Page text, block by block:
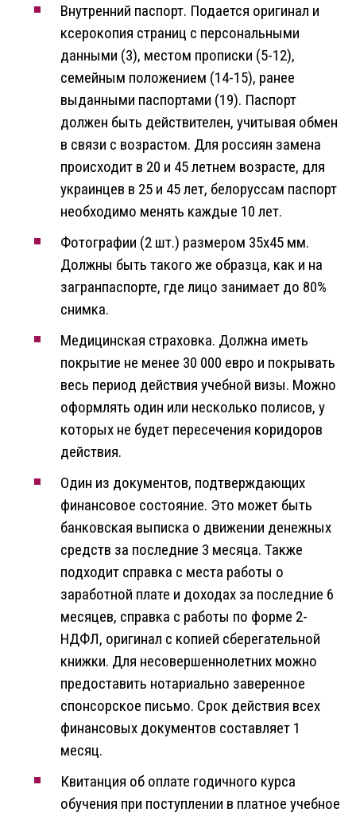
Внутренний паспорт. Подается оригинал и
ксерокопия страниц с персональными
данными (3), местом прописки (5-12),
семейным положением (14-15), ранее
выданными паспортами (19). Паспорт
должен быть действителен, учитывая обмен
в связи с возрастом. Для россиян замена
происходит в 20 и 45 летнем возрасте, для
украинцев в 25 и 45 лет, белоруссам паспорт
необходимо менять каждые 10 лет.
Фотографии (2 шт.) размером 35х45 мм.
Должны быть такого же образца, как и на
загранпаспорте, где лицо занимает до 80%
снимка.
Медицинская страховка. Должна иметь
покрытие не менее 30 000 евро и покрывать
весь период действия учебной визы. Можно
оформлять один или несколько полисов, у
которых не будет пересечения коридоров
действия.
Один из документов, подтверждающих
финансовое состояние. Это может быть
банковская выписка о движении денежных
средств за последние 3 месяца. Также
подходит справка с места работы о
заработной плате и доходах за последние 6
месяцев, справка с работы по форме 2-
НДФЛ, оригинал с копией сберегательной
книжки. Для несовершеннолетних можно
предоставить нотариально заверенное
спонсорское письмо. Срок действия всех
финансовых документов составляет 1
месяц.
Квитанция об оплате годичного курса
обучения при поступлении в платное учебное